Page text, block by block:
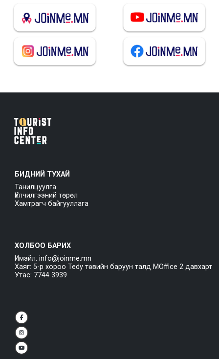
БИДНИЙ ТУХАЙ
Танилцуулга
Үйлчилгээний төрөл
Хамтрагч байгууллага
ХОЛБОО БАРИХ
Имэйл: info@joinme.mn
Хаяг: 5-р хороо Tedy төвийн баруун талд MOffice 2 давхарт
Утас: 7744 3939